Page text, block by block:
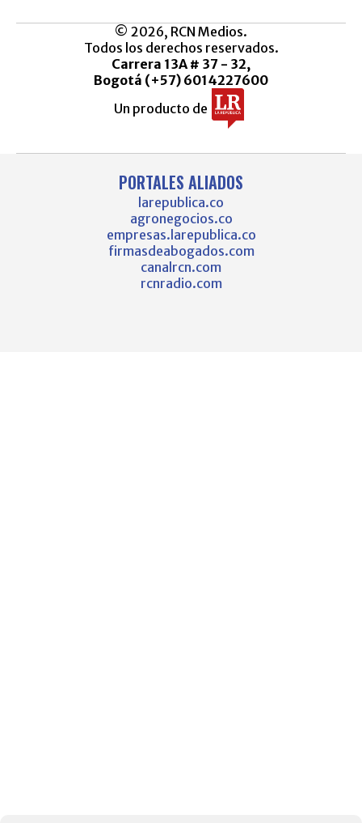
© 2026, RCN Medios.
Todos los derechos reservados.
Carrera 13A # 37 - 32,
Bogotá (+57) 6014227600
Un producto de
PORTALES ALIADOS
larepublica.co
agronegocios.co
empresas.larepublica.co
firmasdeabogados.com
canalrcn.com
rcnradio.com